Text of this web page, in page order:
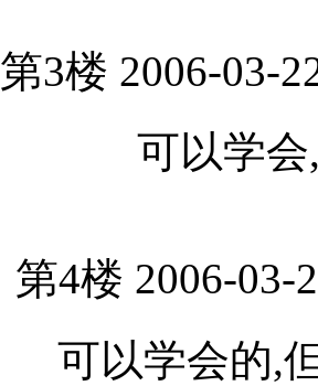
第3楼 2006-03-
可以学
第4楼 2006-03-
可以学会的,